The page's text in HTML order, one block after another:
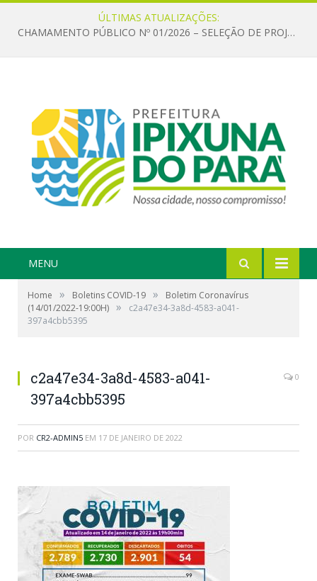
ÚLTIMAS ATUALIZAÇÕES:
CHAMAMENTO PÚBLICO Nº 01/2026 – SELEÇÃO DE PROJETOS PARA FIRMAR TERMO DE EXECUÇÃO CULTURAL COM RECURSOS DA POLÍTICA NACIONAL ALDIR BLANC DE FOMENTO À CULTURA – PNAB (LEI Nº 14.399/2022)
MENU
Home » Boletins COVID-19 »
Boletim Coronavírus
(14/01/2022-19:00H) »
c2a47e34-3a8d-4583-a041-
397a4cbb5395
c2a47e34-3a8d-4583-a041-
397a4cbb5395
0
POR CR2-ADMIN5 EM 17 DE JANEIRO DE 2022